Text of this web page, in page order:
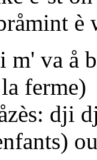
è
m' va å
ferme)
: dji